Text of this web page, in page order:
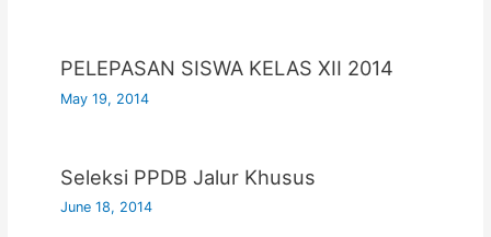
PELEPASAN SISWA KELAS XII 2014
May 19, 2014
Seleksi PPDB Jalur Khusus
June 18, 2014